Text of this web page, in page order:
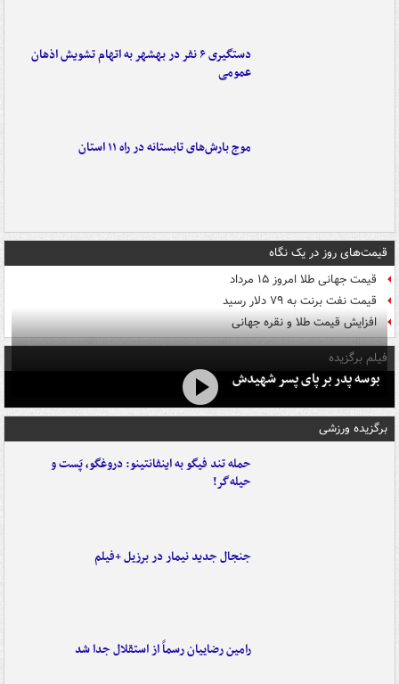
دستگیری ۶ نفر در بهشهر به اتهام تشویش اذهان
عمومی
موج بارش‌های تابستانه در راه ۱۱ استان
قیمت‌های روز در یک نگاه
قیمت جهانی طلا امروز ۱۵ مرداد
قیمت نفت برنت به ۷۹ دلار رسید
افزایش قیمت طلا و نقره جهانی
فیلم برگزیده
بوسه‌ پدر بر پای پسر شهیدش
برگزیده ورزشی
حمله تند فیگو به اینفانتینو: دروغگو، پَست‌ و
حیله‌گر!
جنجال جدید نیمار در برزیل +فیلم
رامین رضاییان رسماً از استقلال جدا شد